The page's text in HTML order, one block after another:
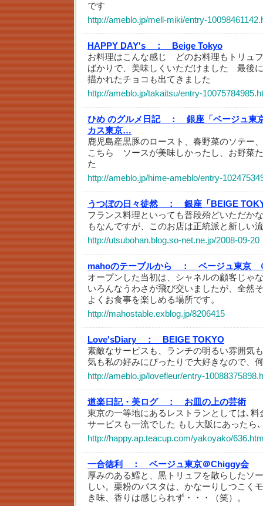
です
http://ameblo.jp/mell-miki/entry-
HAPPY DAY's ：
Beige Tokyo
お料理はこんな感じ どのお料理もトリュ
ばかりで、美味しくいただけました 最後
描かれたチョコも出てきました
http://ameblo.jp/takaitsu/entry-
ひめ のグルメ日記 ：
銀座「ベージュ東
カス東京…
鹿児島産黒豚のロースト、春野菜のソテー
こちら ソースが美味しかったし、お野菜
た
http://ameblo.jp/hime-ameblo/entry-
うつぼの日々徒然 ：
銀座「BEIGE
フランス料理といっても普段殆どいただか
もなんですが、このお店は正統派と新しい
http://utsubohan.blog.so-net.ne.jp/2008-09-20
mahoのテーブルから ：
ベージュ東京
オープンした当初は、シャネルの顧客じゃ
いろんなうわさが飛び交いましたが、全然
よくお食事を楽しめる場所です。
http://mahostable.exblog.jp/8206415
Love'sDiary ：
BEIGE TOKYO
素敵なサービスも、ランチの明るい雰囲気
気も私の好みにぴったりで大好きなので、
http://ameblo.jp/lovefleur/entry-
道楽日記・美ログ ：
お皿の上の芸術
東京の一等地にあるレストランとしては､
サービスも一流でした もし大阪にあったら
http://happy.ap.teacup.com/yakoyako/
一合徳利 ：
ベージュ東京＠Chiggy会
厚みのある鱈と、黒トリュフを散らしたソ
しい。栗粉のパスタは、かなーりしつこく
き味、香りは感じられず・・・（笑）。